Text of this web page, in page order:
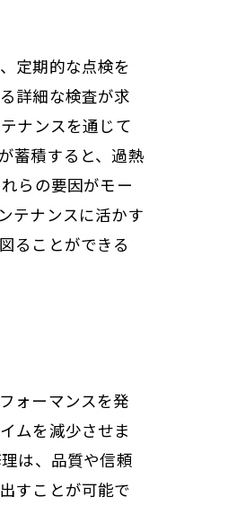
定期的な点検を
詳細な検査が求
ナンスを通じて
蓄積すると、過熱
らの要因がモー
テナンスに活かす
ることができる
ォーマンスを発
ムを減少させま
は、品質や信頼
すことが可能で